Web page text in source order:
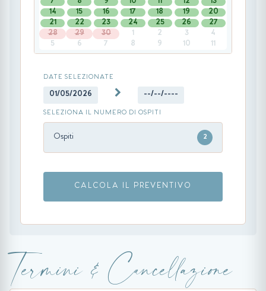
7 8 9 10 11 12
13
14
15 16 17 18 19
20
21
22 23 24 25 26
27
28
29 30 1 2 3
4
5
6 7 8 9 10 11
DATE SELEZIONATE
01/05/2026 --/--/----
SELEZIONA IL NUMERO DI OSPITI
Ospiti 2
CALCOLA IL PREVENTIVO
Termini & Cancellazione